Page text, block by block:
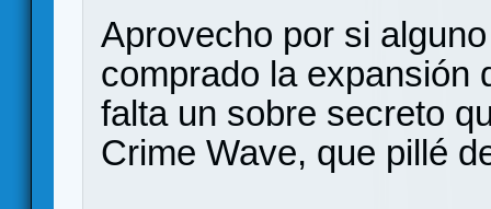
Aprovecho por si
comprado la expansión
falta un sobre secreto
Crime Wave, que pillé